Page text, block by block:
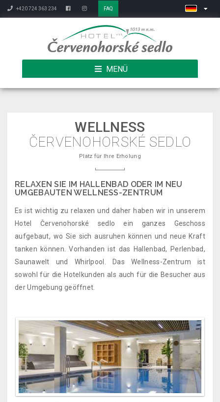
+420 724 363 234 FAQ
MENÜ
WELLNESS
ČERVENOHORSKÉ SEDLO
Platz für Ihre Erholung
RELAXEN SIE IM HALLENBAD ODER IM NEU
UMGEBAUTEN WELLNESS-ZENTRUM
Es ist wichtig zu relaxen und daher haben wir in unserem
Hotel Červenohorské sedlo ein ganzes Geschoss
aufgebaut, wo Sie sich ausruhen können und neue Kraft
tanken können. Vorhanden ist das Hallenbad, Perlenbad,
Saunawelt und Whirlpool. Das Wellness-Zentrum ist
sowohl für die Hotelkunden als auch für die Besucher aus
der Umgebung geöffnet.